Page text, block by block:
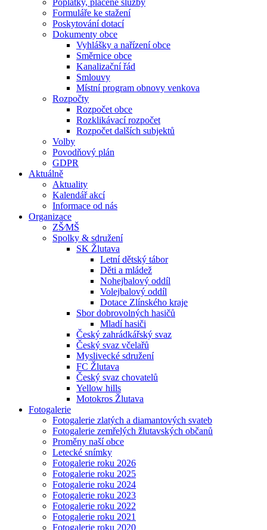
Poplatky, placené služby
Formuláře ke stažení
Poskytování dotací
Dokumenty obce
Vyhlášky a nařízení obce
Směrnice obce
Kanalizační řád
Smlouvy
Místní program obnovy venkova
Rozpočty
Rozpočet obce
Rozklikávací rozpočet
Rozpočet dalších subjektů
Volby
Povodňový plán
GDPR
Aktuálně
Aktuality
Kalendář akcí
Informace od nás
Organizace
ZŠ⁄MŠ
Spolky & sdružení
SK Žlutava
Letní dětský tábor
Děti a mládež
Nohejbalový oddíl
Volejbalový oddíl
Dotace Zlínského kraje
Sbor dobrovolných hasičů
Mladí hasiči
Český zahrádkářský svaz
Český svaz včelařů
Myslivecké sdružení
FC Žlutava
Český svaz chovatelů
Yellow hills
Motokros Žlutava
Fotogalerie
Fotogalerie zlatých a diamantových svateb
Fotogalerie zemřelých žlutavských občanů
Proměny naší obce
Letecké snímky
Fotogalerie roku 2026
Fotogalerie roku 2025
Fotogalerie roku 2024
Fotogalerie roku 2023
Fotogalerie roku 2022
Fotogalerie roku 2021
Fotogalerie roku 2020